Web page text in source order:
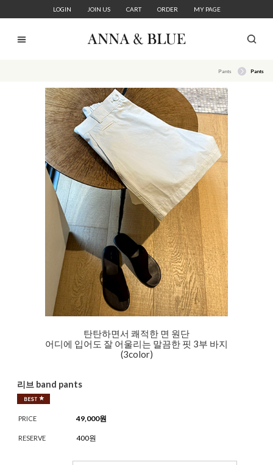
LOGIN JOIN US CART ORDER MY PAGE
Pants Pants
탄탄하면서 쾌적한 면 원단
어디에 입어도 잘 어울리는 말끔한 핏 3부 바지
(3color)
리브 band pants
PRICE 49,000원
RESERVE 400원